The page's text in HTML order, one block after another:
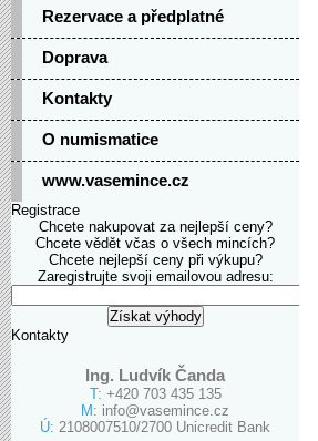
Rezervace a předplatné
Doprava
Kontakty
O numismatice
www.vasemince.cz
Registrace
Chcete nakupovat za nejlepší ceny?
Chcete vědět včas o všech mincích?
Chcete nejlepší ceny při výkupu?
Zaregistrujte svoji emailovou adresu:
Kontakty
Ing. Ludvík Čanda
T: +420 703 435 135
M: info@vasemince.cz
Ú: 2108007510/2700 Unicredit Bank